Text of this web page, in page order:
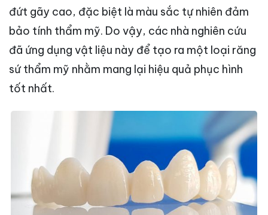
đứt gãy cao, đặc biệt là màu sắc tự nhiên đảm
bảo tính thẩm mỹ. Do vậy, các nhà nghiên cứu
đã ứng dụng vật liệu này để tạo ra một loại răng
sứ thẩm mỹ nhằm mang lại hiệu quả phục hình
tốt nhất.